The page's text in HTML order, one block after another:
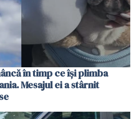
în timp ce își plimba
Mesajul ei a stârnit